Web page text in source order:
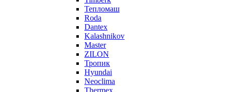
Тепломаш
Roda
Dantex
Kalashnikov
Master
ZILON
Тропик
Hyundai
Neoclima
Thermex